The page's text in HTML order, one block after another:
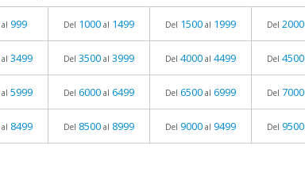
al 999 Del 1000 al 1499 Del 1500 al 1999 Del 2000
al 3499 Del 3500 al 3999 Del 4000 al 4499 Del 4500
al 5999 Del 6000 al 6499 Del 6500 al 6999 Del 7000
al 8499 Del 8500 al 8999 Del 9000 al 9499 Del 9500